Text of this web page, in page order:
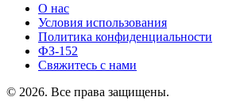
О нас
Условия использования
Политика конфиденциальности
ФЗ-152
Свяжитесь с нами
© 2026. Все права защищены.